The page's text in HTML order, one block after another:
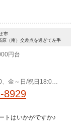
市
原（南）交差点を過ぎて左手
円台
金～日/祝日18:00-
8929
トはいかがですか♪